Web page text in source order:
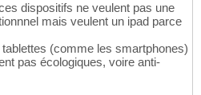
dispositifs ne veulent pas une
mais veulent un ipad parce
(comme les smartphones)
pas écologiques, voire anti-